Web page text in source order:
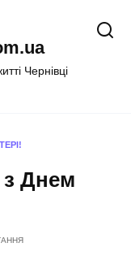
Чернівці
з Днем